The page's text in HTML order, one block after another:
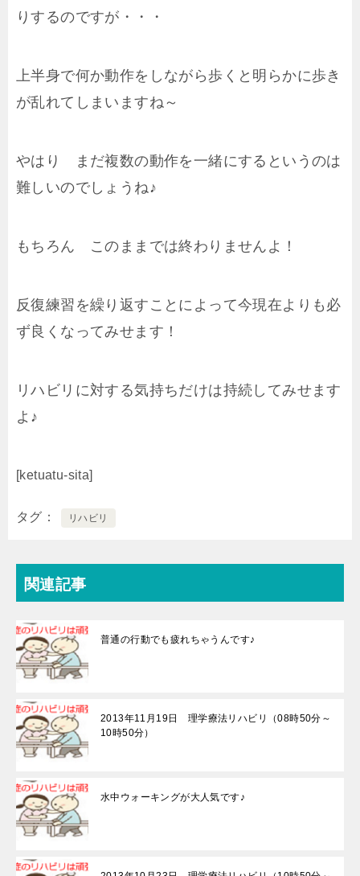
りするのですが・・・
上半身で何か動作をしながら歩くと明らかに歩き
が乱れてしまいますね～
やはり まだ複数の動作を一緒にするというのは
難しいのでしょうね♪
もちろん このままでは終わりませんよ！
反復練習を繰り返すことによって今現在よりも必
ず良くなってみせます！
リハビリに対する気持ちだけは持続してみせます
よ♪
[ketuatu-sita]
タグ リハビリ
関連記事
普通の行動でも疲れちゃうんです♪
2013年11月19日 理学療法リハビリ（08時50分～
10時50分）
水中ウォーキングが大人気です♪